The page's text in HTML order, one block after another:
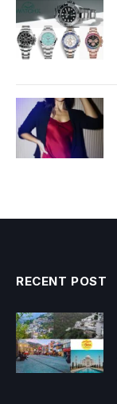
RECENT POST